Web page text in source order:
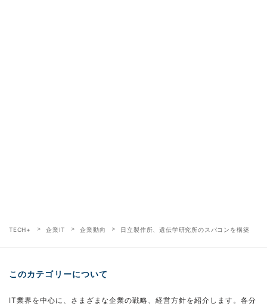
TECH+ 企業IT 企業動向 日立製作所、遺伝学研究所のスパコンを構築
このカテゴリーについて
IT業界を中心に、さまざまな企業の戦略、経営方針を紹介します。各分